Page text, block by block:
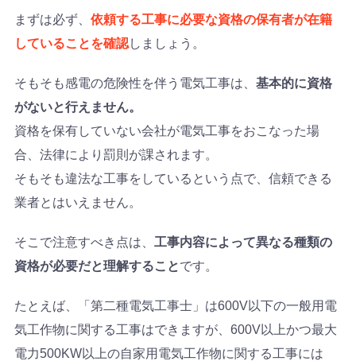
まずは必ず、 依頼する工事に必要な資格の保有者が在籍
していることを確認しましょう。
そもそも感電の危険性を伴う電気工事は、 基本的に資格
がないと行えません。
資格を保有していない会社が電気工事をおこなった場
合、法律により罰則が課されます。
そもそも違法な工事をしているという点で、信頼できる
業者とはいえません。
そこで注意すべき点は、 工事内容によって異なる種類の
資格が必要だと理解することです。
たとえば、「第二種電気工事士」は600V以下の一般用電
気工作物に関する工事はできますが、600V以上かつ最大
電力500KW以上の自家用電気工作物に関する工事には